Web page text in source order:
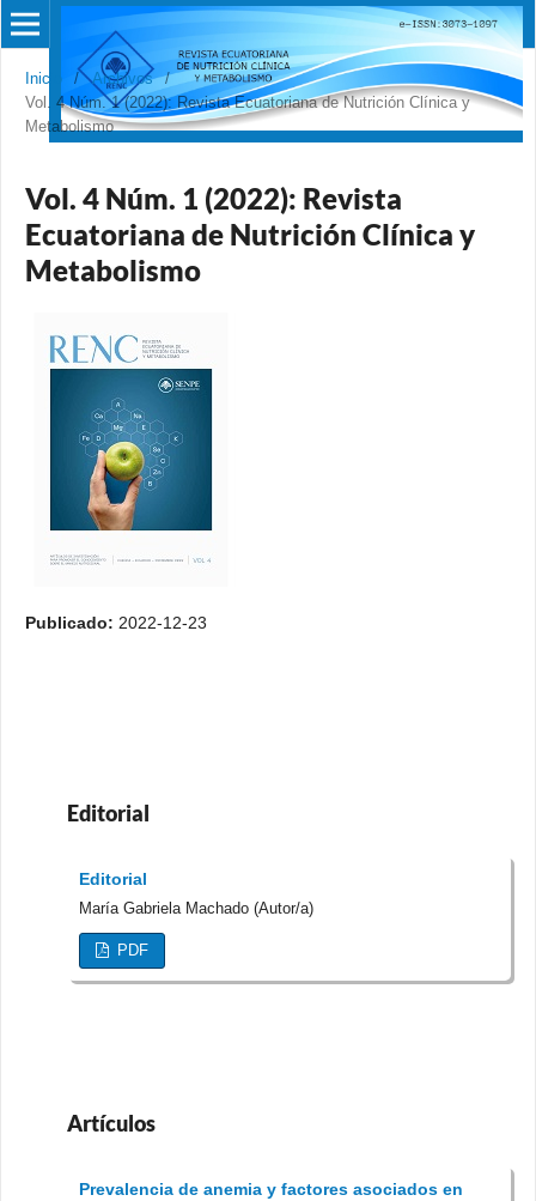
Inicio / Archivos
/
Vol. 4 Núm. 1 (2022): Revista Ecuatoriana de Nutrición Clínica y
Metabolismo
Vol. 4 Núm. 1 (2022): Revista
Ecuatoriana de Nutrición Clínica y
Metabolismo
Publicado: 2022-12-23
Editorial
Editorial
María Gabriela Machado (Autor/a)
PDF
Artículos
Prevalencia de anemia y factores asociados en